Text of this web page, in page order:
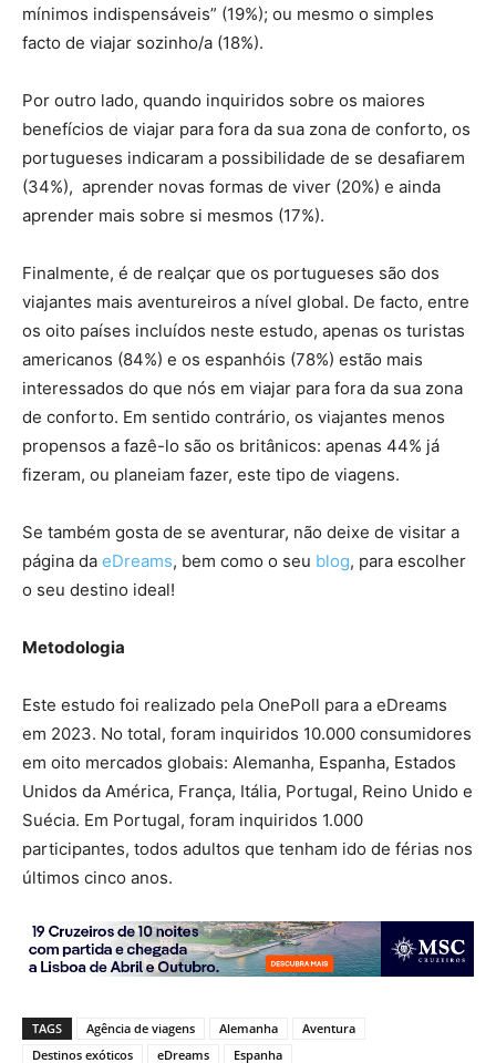
mínimos indispensáveis” (19%); ou mesmo o simples
facto de viajar sozinho/a (18%).
Por outro lado, quando inquiridos sobre os maiores
benefícios de viajar para fora da sua zona de conforto, os
portugueses indicaram a possibilidade de se desafiarem
(34%), aprender novas formas de viver (20%) e ainda
aprender mais sobre si mesmos (17%).
Finalmente, é de realçar que os portugueses são dos
viajantes mais aventureiros a nível global. De facto, entre
os oito países incluídos neste estudo, apenas os turistas
americanos (84%) e os espanhóis (78%) estão mais
interessados do que nós em viajar para fora da sua zona
de conforto. Em sentido contrário, os viajantes menos
propensos a fazê-lo são os britânicos: apenas 44% já
fizeram, ou planeiam fazer, este tipo de viagens.
Se também gosta de se aventurar, não deixe de visitar a
página da eDreams, bem como o seu blog, para escolher
o seu destino ideal!
Metodologia
Este estudo foi realizado pela OnePoll para a eDreams
em 2023. No total, foram inquiridos 10.000 consumidores
em oito mercados globais: Alemanha, Espanha, Estados
Unidos da América, França, Itália, Portugal, Reino Unido e
Suécia. Em Portugal, foram inquiridos 1.000
participantes, todos adultos que tenham ido de férias nos
últimos cinco anos.
TAGS Agência de viagens Alemanha
Aventura
Destinos exóticos
eDreams Espanha